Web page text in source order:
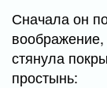
Сначала он
стянула
простынь: